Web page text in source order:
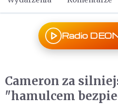
Radio
Cameron za
"hamulcem